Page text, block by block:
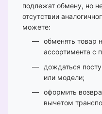
подлежат обмену, но
отсутствии
можете:
обменять товар
ассортимента с
дождаться
или модели;
оформить
вычетом